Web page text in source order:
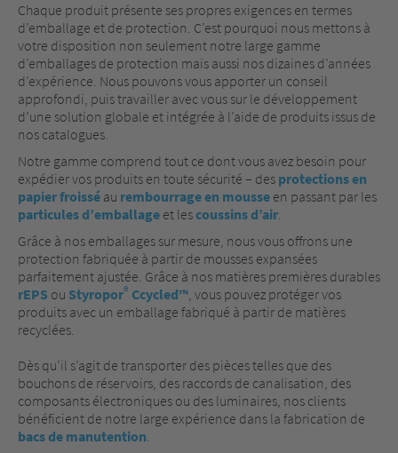
Chaque produit présente ses propres exigences en termes
d’emballage et de protection. C’est pourquoi nous mettons à
votre disposition non seulement notre large gamme
d’emballages de protection mais aussi nos dizaines d’années
d’expérience. Nous pouvons vous apporter un conseil
approfondi, puis travailler avec vous sur le développement
d’une solution globale et intégrée à l’aide de produits issus de
nos catalogues.
Notre gamme comprend tout ce dont vous avez besoin pour
expédier vos produits en toute sécurité – des protections en
papier froissé au rembourrage en mousse en passant par les
particules d’emballage et lescoussins d’air.
Grâce à nos emballages sur mesure, nous vous offrons une
protection fabriquée à partir de mousses expansées
parfaitement ajustée. Grâce à nos matières premières durables
rEPS ou Styropor® Ccycled™, vous pouvez protéger vos
produits avec un emballage fabriqué à partir de matières
recyclées.
Dès qu’il s’agit de transporter des pièces telles que des
bouchons de réservoirs, des raccords de canalisation, des
composants électroniques ou des luminaires, nos clients
bénéficient de notre large expérience dans la fabrication de
bacs de manutention.